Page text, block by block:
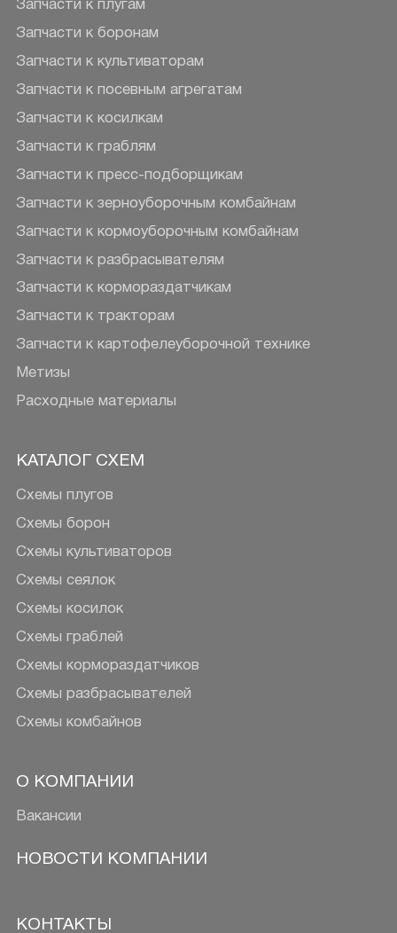
Запчасти к плугам
Запчасти к боронам
Запчасти к культиваторам
Запчасти к посевным агрегатам
Запчасти к косилкам
Запчасти к граблям
Запчасти к пресс-подборщикам
Запчасти к зерноуборочным комбайнам
Запчасти к кормоуборочным комбайнам
Запчасти к разбрасывателям
Запчасти к кормораздатчикам
Запчасти к тракторам
Запчасти к картофелеуборочной технике
Метизы
Расходные материалы
КАТАЛОГ СХЕМ
Схемы плугов
Схемы борон
Схемы культиваторов
Схемы сеялок
Схемы косилок
Схемы граблей
Схемы кормораздатчиков
Схемы разбрасывателей
Схемы комбайнов
О КОМПАНИИ
Вакансии
НОВОСТИ КОМПАНИИ
КОНТАКТЫ